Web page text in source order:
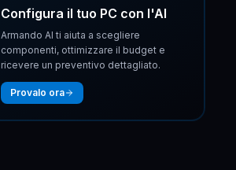
Configura il tuo PC con l'AI
Armando AI ti aiuta a scegliere
componenti, ottimizzare il budget e
ricevere un preventivo dettagliato.
Provalo ora